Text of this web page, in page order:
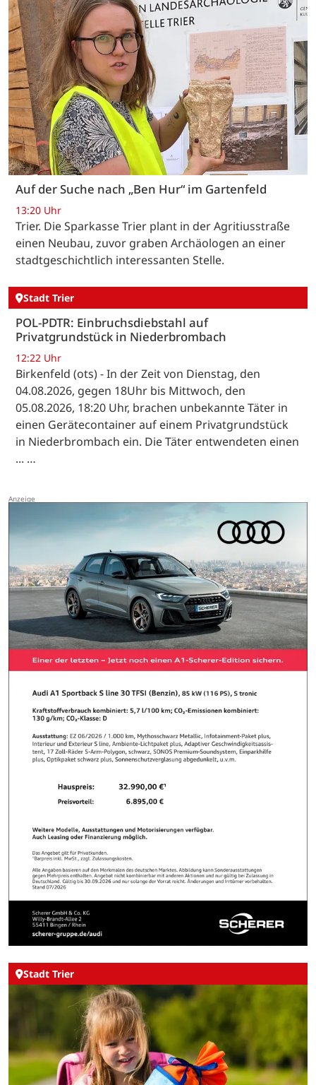
Auf der Suche nach „Ben Hur“ im Gartenfeld
13:20 Uhr
Trier. Die Sparkasse Trier plant in der Agritiusstraße
einen Neubau, zuvor graben Archäologen an einer
stadtgeschichtlich interessanten Stelle.
Stadt Trier
POL-PDTR: Einbruchsdiebstahl auf
Privatgrundstück in Niederbrombach
12:22 Uhr
Birkenfeld (ots) - In der Zeit von Dienstag, den
04.08.2026, gegen 18Uhr bis Mittwoch, den
05.08.2026, 18:20 Uhr, brachen unbekannte Täter in
einen Gerätecontainer auf einem Privatgrundstück
in Niederbrombach ein. Die Täter entwendeten einen
... …
Stadt Trier